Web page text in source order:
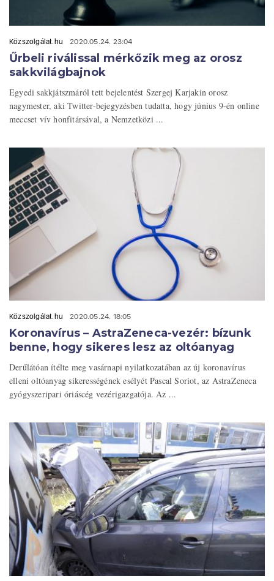
Közszolgálat.hu 2020.05.24. 23:04
Űrbeli riválissal mérkőzik meg az orosz
sakkvilágbajnok
Egyedi sakkjátszmáról tett bejelentést Szergej Karjakin orosz
nagymester, aki Twitter-bejegyzésben tudatta, hogy június 9-én online
meccset vív honfitársával, a Nemzetközi ...
Közszolgálat.hu 2020.05.24. 18:05
Koronavírus – AstraZeneca-vezér: bízunk
benne, hogy sikeres lesz az oltóanyag
Derűlátóan ítélte meg vasárnapi nyilatkozatában az új koronavírus
elleni oltóanyag sikerességének esélyét Pascal Soriot, az AstraZeneca
gyógyszeripari óriáscég vezérigazgatója. Az ...